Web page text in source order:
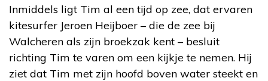
Inmiddels ligt Tim al een tijd op zee, dat ervaren
kitesurfer Jeroen Heijboer – die de zee bij
Walcheren als zijn broekzak kent – besluit
richting Tim te varen om een kijkje te nemen. Hij
ziet dat Tim met zijn hoofd boven water steekt en